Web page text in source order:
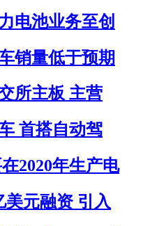
电池业务至创
销量低于预期
所主板 主营
首搭自动驾
2020年生产电
美元融资 引入